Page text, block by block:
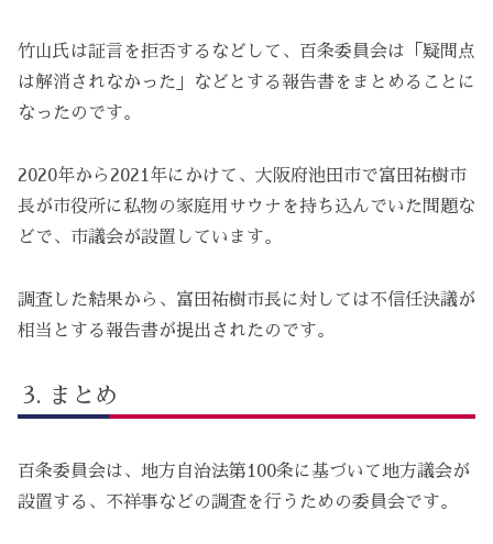
竹山氏は証言を拒否するなどして、百条委員会は「疑問点
は解消されなかった」などとする報告書をまとめることに
なったのです。
2020年から2021年にかけて、大阪府池田市で富田祐樹市
長が市役所に私物の家庭用サウナを持ち込んでいた問題な
どで、市議会が設置しています。
調査した結果から、富田祐樹市長に対しては不信任決議が
相当とする報告書が提出されたのです。
まとめ
百条委員会は、地方自治法第100条に基づいて地方議会が
設置する、不祥事などの調査を行うための委員会です。